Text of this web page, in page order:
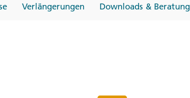
Verlängerungen Downloads & Beratung